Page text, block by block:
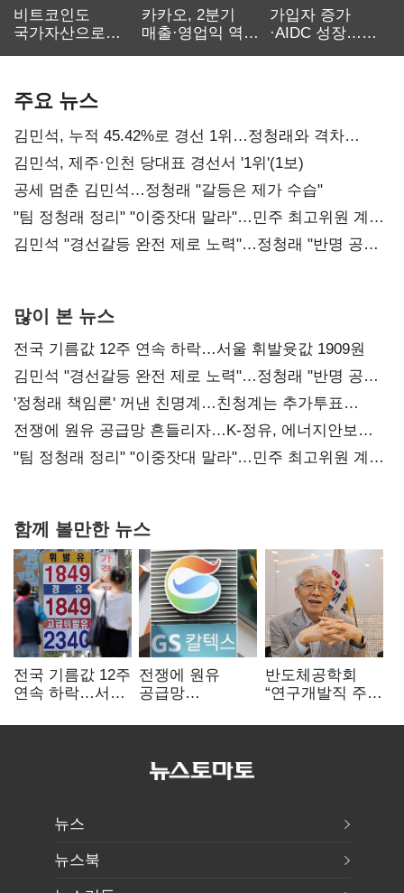
비트코인도
국가자산으로…'
카카오, 2분기
매출·영업익 역대
가입자 증가
·AIDC 성장…
주요 뉴스
김민석, 누적 45.42%로 경선 1위…정청래와 격차
0.86%p(2보)
김민석, 제주·인천 당대표 경선서 '1위'(1보)
공세 멈춘 김민석…정청래 "갈등은 제가 수습"
"팀 정청래 정리" "이중잣대 말라"…민주 최고위원 계파
다툼 격화
김민석 "경선갈등 완전 제로 노력"…정청래 "반명 공세
많이 본 뉴스
전국 기름값 12주 연속 하락…서울 휘발윳값 1909원
김민석 "경선갈등 완전 제로 노력"…정청래 "반명 공세
사과부터"
'정청래 책임론' 꺼낸 친명계…친청계는 추가투표
때리기
전쟁에 원유 공급망 흔들리자…K-정유, 에너지안보
핵심으로 재부상
"팀 정청래 정리" "이중잣대 말라"…민주 최고위원 계파
함께 볼만한 뉴스
전국 기름값 12주
연속 하락…서울
전쟁에 원유
공급망
정유, 에너지안보
반도체공학회
“연구개발직 주
개선해야”
뉴스
뉴스북